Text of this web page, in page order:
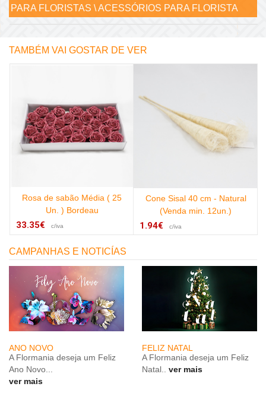
PARA FLORISTAS \ ACESSÓRIOS PARA FLORISTA
TAMBÉM VAI GOSTAR DE VER
Rosa de sabão Média ( 25
Un. ) Bordeau
33.35€ c/iva
Cone Sisal 40 cm - Natural
(Venda min. 12un.)
1.94€ c/iva
CAMPANHAS E NOTICÍAS
ANO NOVO
A Flormania deseja um Feliz
Ano Novo...
ver mais
FELIZ NATAL
A Flormania deseja um Feliz
Natal..
ver mais